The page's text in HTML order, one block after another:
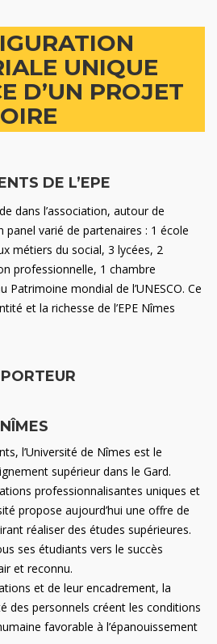
UNIQUE
D’UN PROJET
DE L’EPE
dans l’association, autour de
panel varié de partenaires : 1 école
métiers du social, 3 lycées, 2
professionnelle, 1 chambre
Patrimoine mondial de l’UNESCO. Ce
et la richesse de l’EPE Nîmes
l’Université de Nîmes est le
supérieur dans le Gard.
professionnalisantes uniques et
propose aujourd’hui une offre de
réaliser des études supérieures.
ses étudiants vers le succès
et reconnu.
et de leur encadrement, la
des personnels créent les conditions
favorable à l’épanouissement